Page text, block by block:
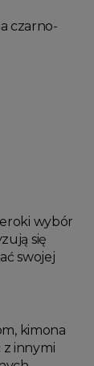
czarno-
wybór
się
swojej
kimona
z innymi